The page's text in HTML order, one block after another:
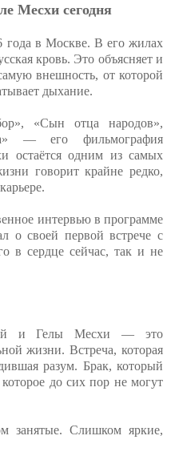
Месхи сегодня
года в Москве. В его жилах
кровь. Это объясняет и
внешность, от которой
дыхание.
«Сын отца народов»,
— его фильмография
остаётся одним из самых
говорит крайне редко,
интервью в программе
о своей первой встрече с
в сердце сейчас, так и не
и Гелы Месхи — это
жизни. Встреча, которая
разум. Брак, который
до сих пор не могут
занятые. Слишком яркие,